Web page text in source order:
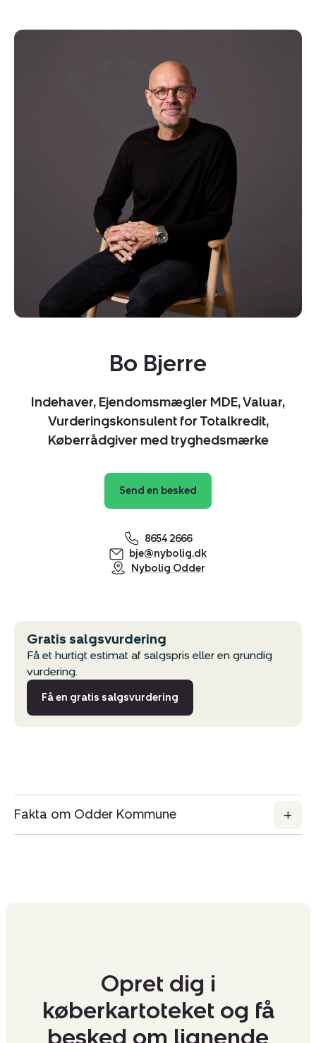
Bo Bjerre
Indehaver, Ejendomsmægler MDE, Valuar,
Vurderingskonsulent for Totalkredit,
Køberrådgiver med tryghedsmærke
Send en besked
8654 2666
bje@nybolig.dk
Nybolig Odder
Gratis salgsvurdering
Få et hurtigt estimat af salgspris eller en grundig
vurdering.
Få en gratis salgsvurdering
Fakta om Odder Kommune
Opret dig i
køberkartoteket og få
Kopier link